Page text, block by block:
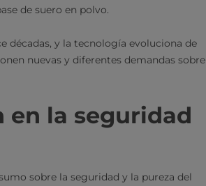
de suero en polvo.
décadas, y la tecnología evoluciona de
nuevas y diferentes demandas sobre
en la seguridad
sobre la seguridad y la pureza del